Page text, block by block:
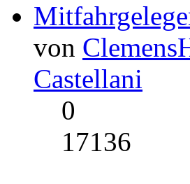
von
Castellani
0
17136